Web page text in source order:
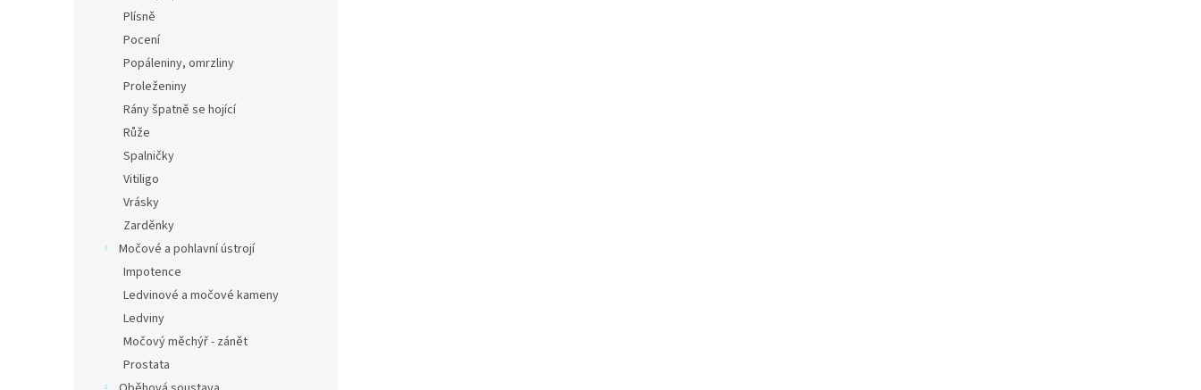
Plísně
Pocení
Popáleniny, omrzliny
Proleženiny
Rány špatně se hojící
Růže
Spalničky
Vitiligo
Vrásky
Zarděnky
Močové a pohlavní ústrojí
Impotence
Ledvinové a močové kameny
Ledviny
Močový měchýř - zánět
Prostata